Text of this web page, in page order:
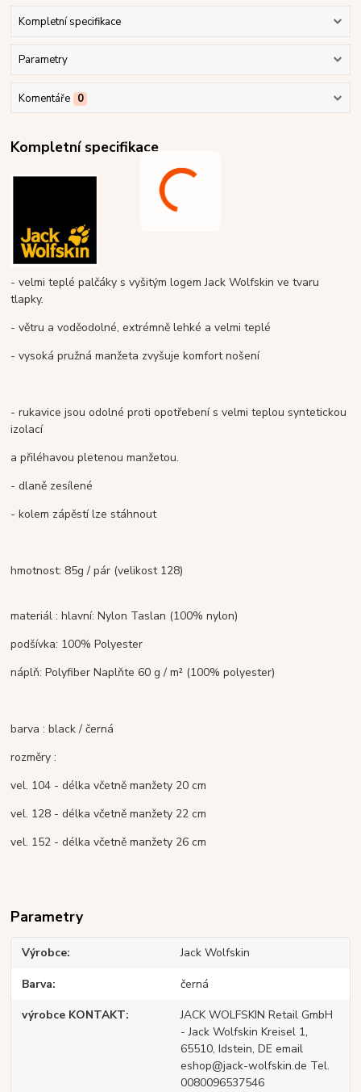
Kompletní specifikace
Parametry
Komentáře 0
Kompletní specifikace
- velmi teplé palčáky s vyšitým logem Jack Wolfskin ve tvaru
tlapky.
- větru a voděodolné, extrémně lehké a velmi teplé
- vysoká pružná manžeta zvyšuje komfort nošení
- rukavice jsou odolné proti opotřebení s velmi teplou syntetickou
izolací
a přiléhavou pletenou manžetou.
- dlaně zesílené
- kolem zápěstí lze stáhnout
hmotnost: 85g / pár (velikost 128)
materiál :hlavní: Nylon Taslan (100% nylon)
podšívka: 100% Polyester
náplň: Polyfiber Naplňte 60 g / m² (100% polyester)
barva : black / černá
rozměry :
vel. 104 - délka včetně manžety 20 cm
vel. 128 - délka včetně manžety 22 cm
vel. 152 - délka včetně manžety 26 cm
Parametry
Výrobce Jack Wolfskin
Barva černá
výrobce KONTAKT
JACK WOLFSKIN Retail GmbH
- Jack Wolfskin Kreisel 1,
65510, Idstein, DE email
eshop@jack-wolfskin.de Tel.
0080096537546